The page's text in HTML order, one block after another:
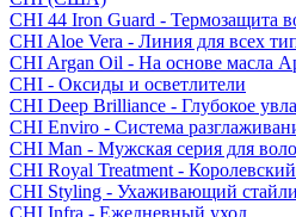
CHI 44 Iron Guard - Термозащита
CHI Aloe Vera - Линия для всех
CHI Argan Oil - На основе масла
CHI - Оксиды и осветлители
CHI Deep Brilliance - Глубокое
CHI Enviro - Система
CHI Man - Мужская серия для
CHI Royal Treatment -
CHI Styling - Ухаживающий
CHI Infra - Ежедневный уход